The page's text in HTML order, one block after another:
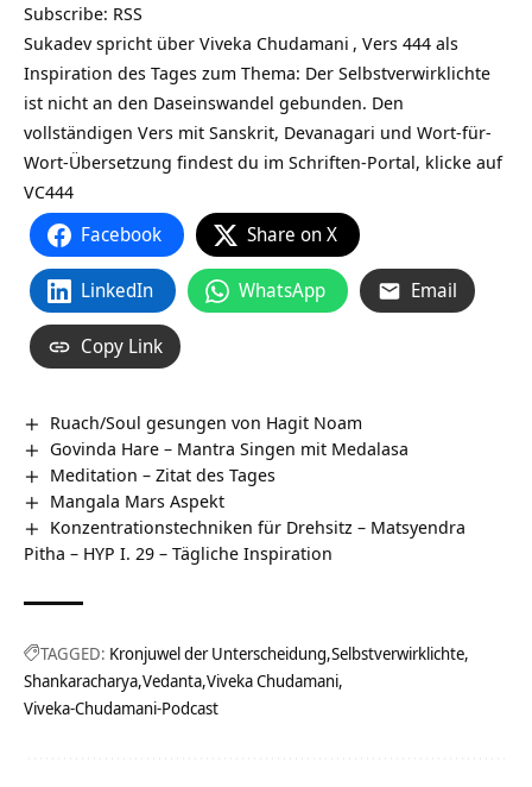
Subscribe: RSS
Sukadev spricht über Viveka Chudamani , Vers 444 als
Inspiration des Tages zum Thema: Der Selbstverwirklichte
ist nicht an den Daseinswandel gebunden. Den
vollständigen Vers mit Sanskrit, Devanagari und Wort-für-
Wort-Übersetzung findest du im Schriften-Portal, klicke auf
VC444
Facebook Share on X
LinkedIn WhatsApp Email
Copy Link
Ruach/Soul gesungen von Hagit Noam
Govinda Hare – Mantra Singen mit Medalasa
Meditation – Zitat des Tages
Mangala Mars Aspekt
Konzentrationstechniken für Drehsitz – Matsyendra
Pitha – HYP I. 29 – Tägliche Inspiration
TAGGED: Kronjuwel der Unterscheidung Selbstverwirklichte
Shankaracharya Vedanta Viveka Chudamani
Viveka-Chudamani-Podcast